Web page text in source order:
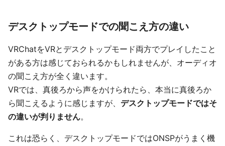
デスクトップモードでの聞こえ方の違い
VRChatをVRとデスクトップモード両方でプレイしたこと
がある方は感じておられるかもしれませんが、オーディオ
の聞こえ方が全く違います。
VRでは、真後ろから声をかけられたら、本当に真後ろか
ら聞こえるように感じますが、 デスクトップモードではそ
の違いが判りません。
これは恐らく、デスクトップモードではONSPがうまく機